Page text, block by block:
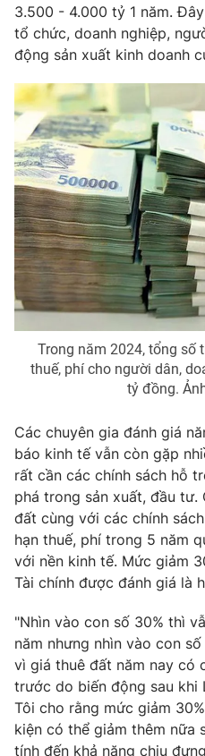
Video
VTV Money
VTV Sức khoẻ
Thị trường 24h
VTV4
VTV9
Liên hệ tòa soạn
THỜI BÁO VTV
Theo dõi báo trên
Cơ quan chủ quản:Đài Truyền
Giấy phép hoạt động báo in và
cấp ngày 29/12/2023
Tổng Biên tập:Vũ Thanh Thủy
Phó Tổng Biên tập:
Nguyễn Thị
Nguyễn Trọng Ninh
Tổng đài VTV:024.38 355 931
3.500 - 4.000 tỷ 1 năm.
tổ chức, doanh nghiệp,
động sản xuất kinh doanh
Trong năm 2024, tổng số
thuế, phí cho người dân,
tỷ đồng.
Các chuyên gia đánh giá
báo kinh tế vẫn còn gặp
rất cần các chính sách hỗ
phá trong sản xuất, đầu tư.
đất cùng với các chính
hạn thuế, phí trong 5 năm
với nền kinh tế. Mức giảm
Tài chính được đánh giá là
"Nhìn vào con số 30% thì
năm nhưng nhìn vào con
vì giá thuê đất năm nay có
trước do biến động sau khi
Tôi cho rằng mức giảm
kiện có thể giảm thêm nữa
tính đến khả năng chịu